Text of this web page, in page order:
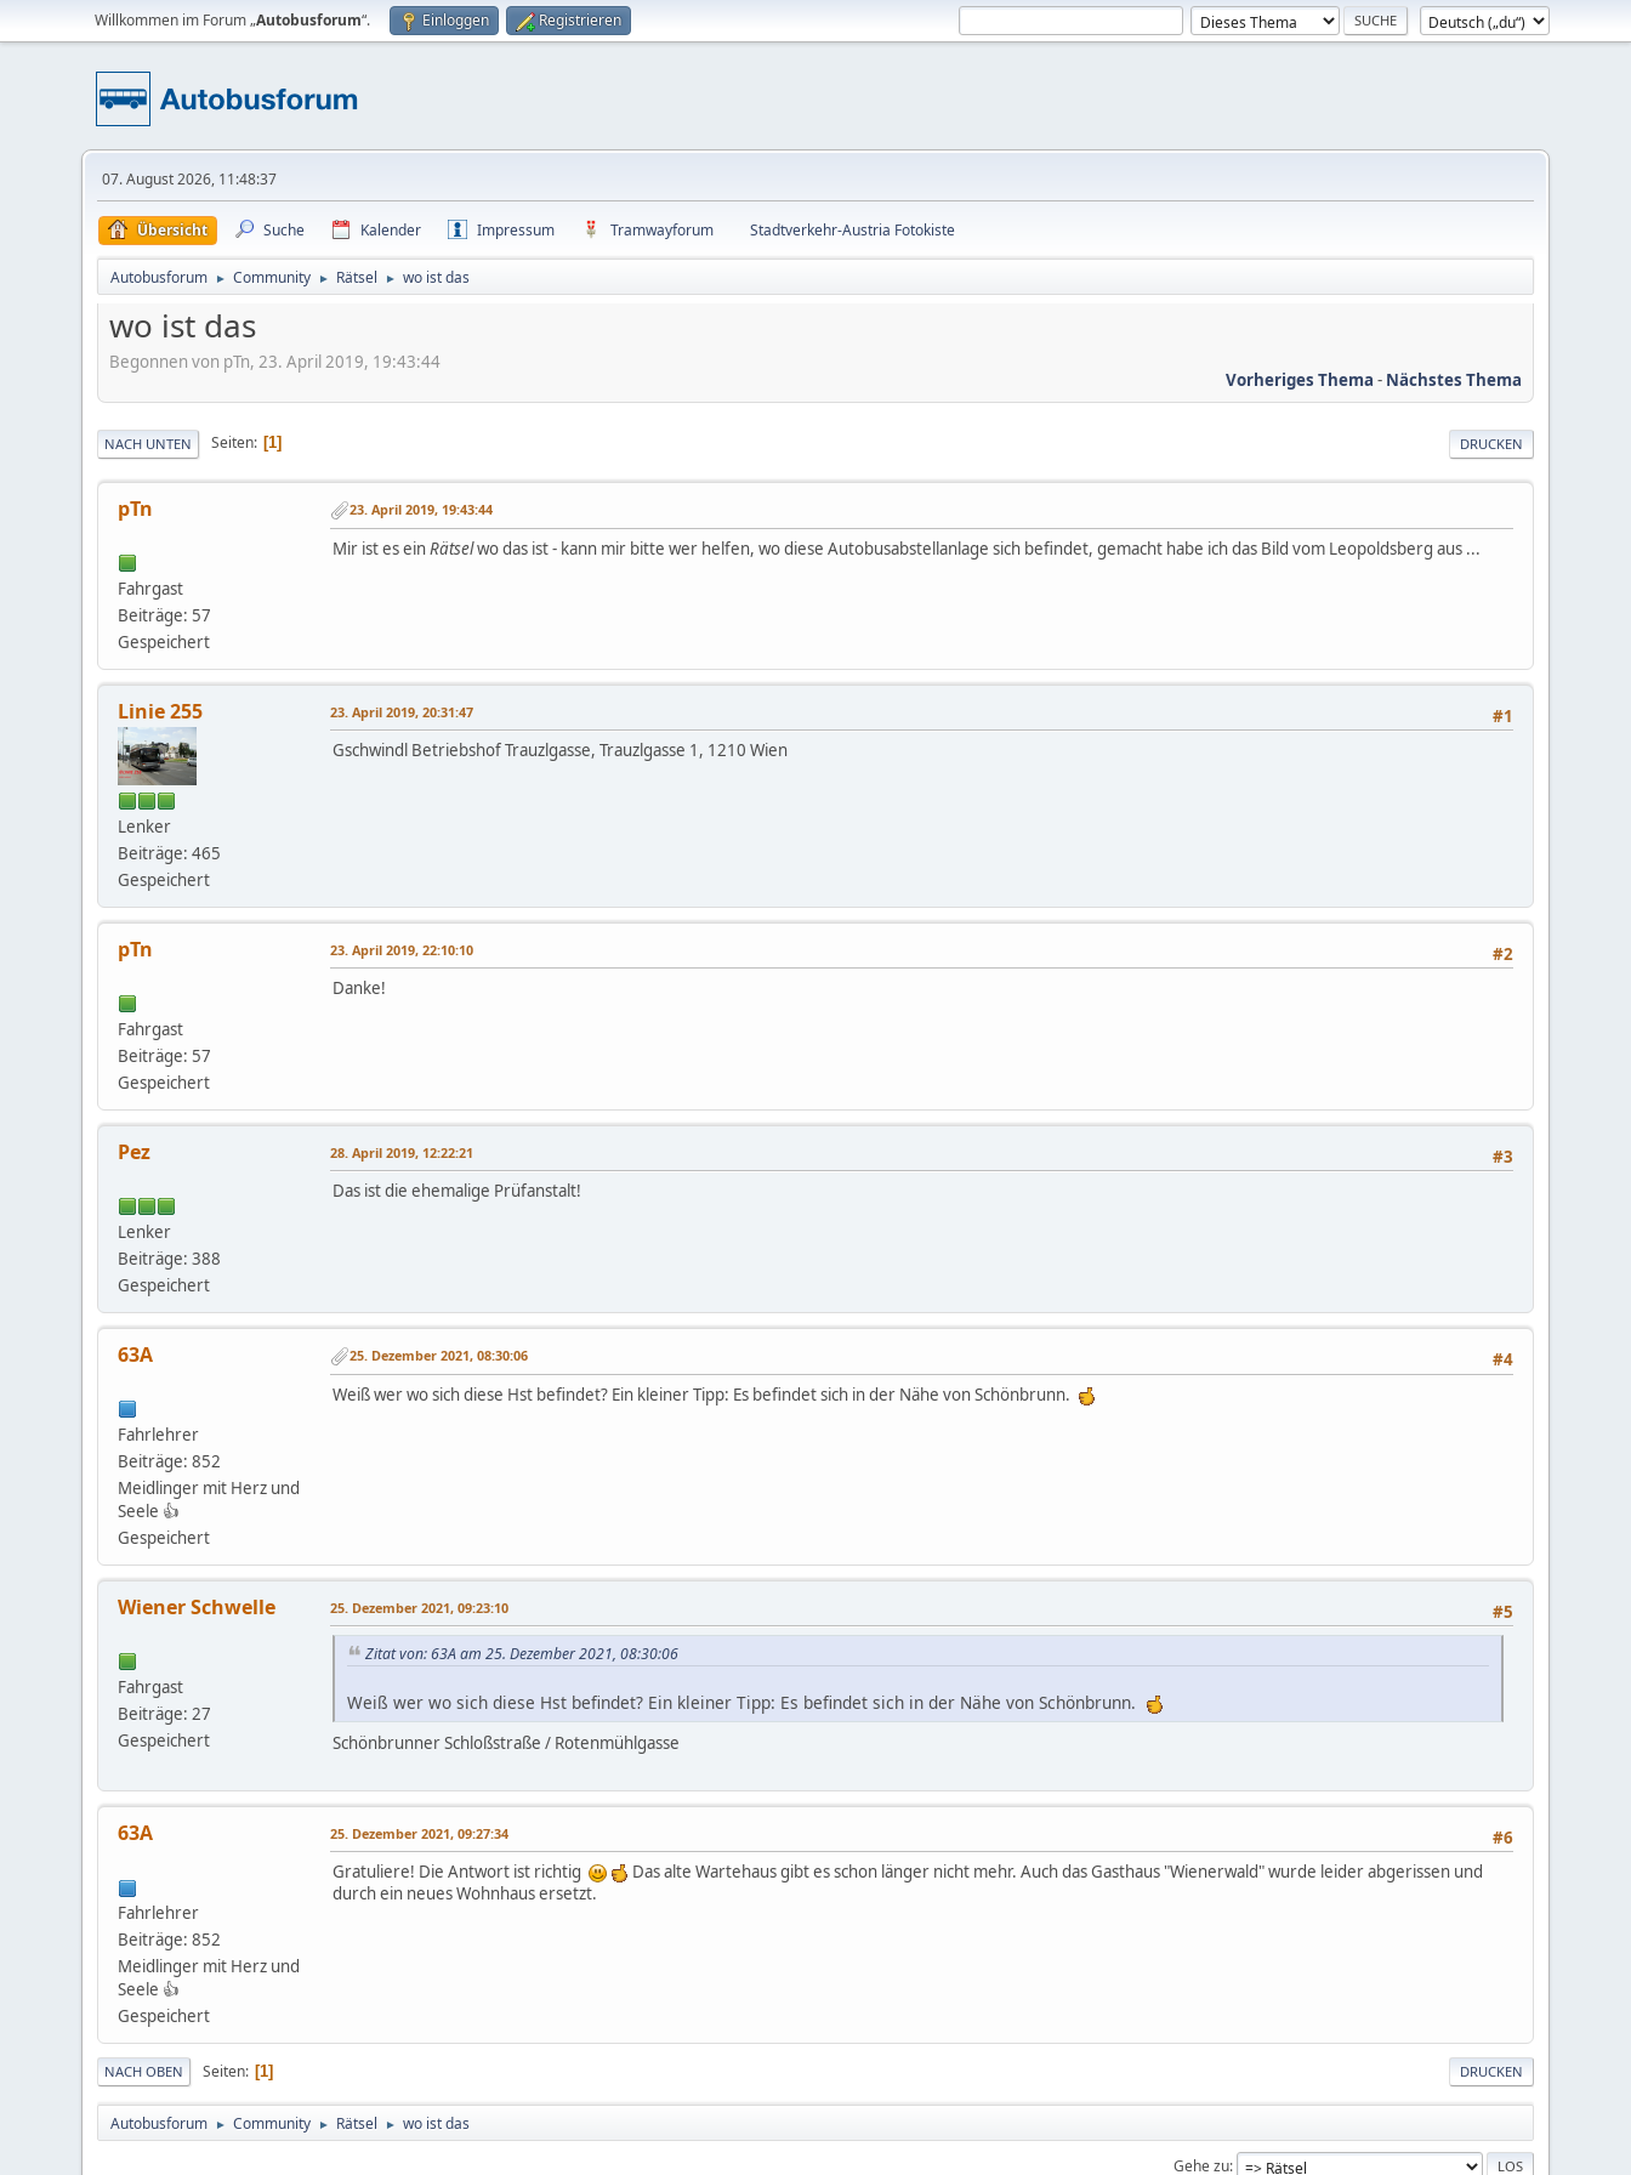
Willkommen im Forum „Autobusforum“. Einloggen Registrieren
07. August 2026, 11:48:37
Übersicht Suche Kalender Impressum Tramwayforum Stadtverkehr-Austria Fotokiste
Autobusforum ► Community ► Rätsel ► wo ist das
wo ist das
Begonnen von pTn, 23. April 2019, 19:43:44
Vorheriges Thema - Nächstes Thema
DRUCKEN
NACH UNTEN Seiten 1
pTn
Fahrgast
Beiträge: 57
Gespeichert
23. April 2019, 19:43:44
Mir ist es einRätselwo das ist - kann mir bitte wer helfen, wo diese Autobusabstellanlage sich befindet, gemacht habe ich das Bild vom Leopoldsberg aus ...
Linie 255
Lenker
Beiträge: 465
Gespeichert
#1
23. April 2019, 20:31:47
Gschwindl Betriebshof Trauzlgasse, Trauzlgasse 1, 1210 Wien
pTn
Fahrgast
Beiträge: 57
Gespeichert
#2
23. April 2019, 22:10:10
Danke!
Pez
Lenker
Beiträge: 388
Gespeichert
#3
28. April 2019, 12:22:21
Das ist die ehemalige Prüfanstalt!
63A
Fahrlehrer
Beiträge: 852
Meidlinger mit Herz und
Seele 👍
Gespeichert
#4
25. Dezember 2021, 08:30:06
Weiß wer wo sich diese Hst befindet? Ein kleiner Tipp: Es befindet sich in der Nähe von Schönbrunn.
Wiener Schwelle
Fahrgast
Beiträge: 27
Gespeichert
#5
25. Dezember 2021, 09:23:10
Zitat von: 63A am 25. Dezember 2021, 08:30:06
Weiß wer wo sich diese Hst befindet? Ein kleiner Tipp: Es befindet sich in der Nähe von Schönbrunn.
Schönbrunner Schloßstraße / Rotenmühlgasse
63A
Fahrlehrer
Beiträge: 852
Meidlinger mit Herz und
Seele 👍
Gespeichert
#6
25. Dezember 2021, 09:27:34
Gratuliere! Die Antwort ist richtig
Das alte Wartehaus gibt es schon länger nicht mehr. Auch das Gasthaus "Wienerwald" wurde leider abgerissen und
durch ein neues Wohnhaus ersetzt.
DRUCKEN
NACH OBEN Seiten 1
Autobusforum ► Community ► Rätsel ► wo ist das
Gehe zu